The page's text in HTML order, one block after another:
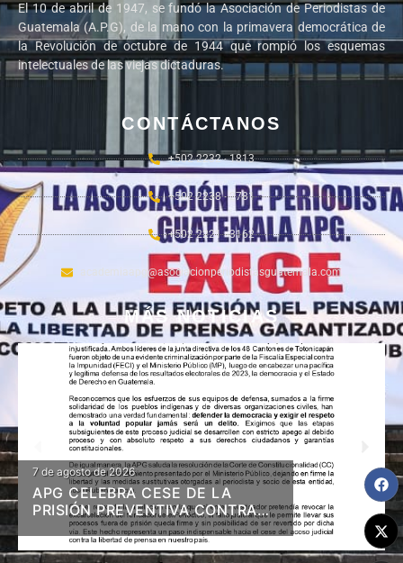
El 10 de abril de 1947, se fundó la Asociación de Periodistas de
Guatemala (A.P.G), de la mano con la primavera democrática de
la Revolución de octubre de 1944 que rompió los esquemas
intelectuales de las viejas dictaduras.
CONTÁCTANOS
+502 2232 - 1813
+502 2238 - 2781
+502 2221 - 3162
academiaapg@asociacionperiodistasguatemala.com
MÁS NOTICIAS
7 de agosto de 2026
APG CELEBRA CESE DE LA
PRISIÓN PREVENTIVA CONTRA
DIRIGENTES DE 48 CANTONES Y
RESOLUCIÓN EN FIRME DE